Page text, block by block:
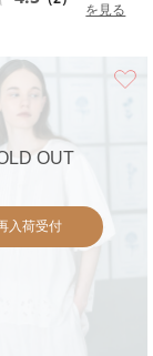
を見る
OUT
入荷受付